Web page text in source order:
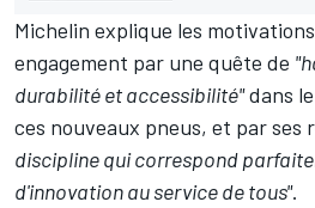
Michelin explique les
engagement par une quête de
durabilité et accessibilité"dans
ces nouveaux pneus, et par ses
discipline qui correspond
d'innovation au service de tous".